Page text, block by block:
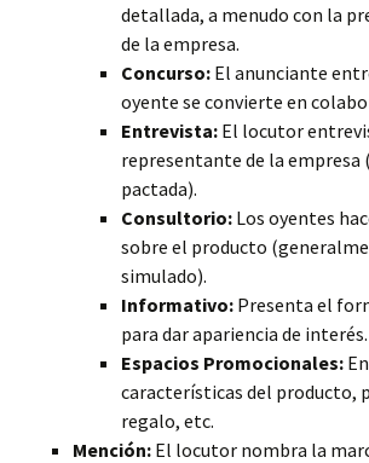
detallada, a menudo con la
de la empresa.
Concurso: El anunciante
oyente se convierte en
Entrevista: El locutor
representante de la empresa
pactada).
Consultorio: Los oyentes
sobre el producto
simulado).
Informativo: Presenta el
para dar apariencia de interés.
Espacios Promocionales:
características del producto,
regalo, etc.
Mención: El locutor nombra la